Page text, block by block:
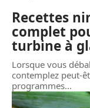
Recettes
complet
turbine à
Lorsque vous
contemplez peut-
programmes…